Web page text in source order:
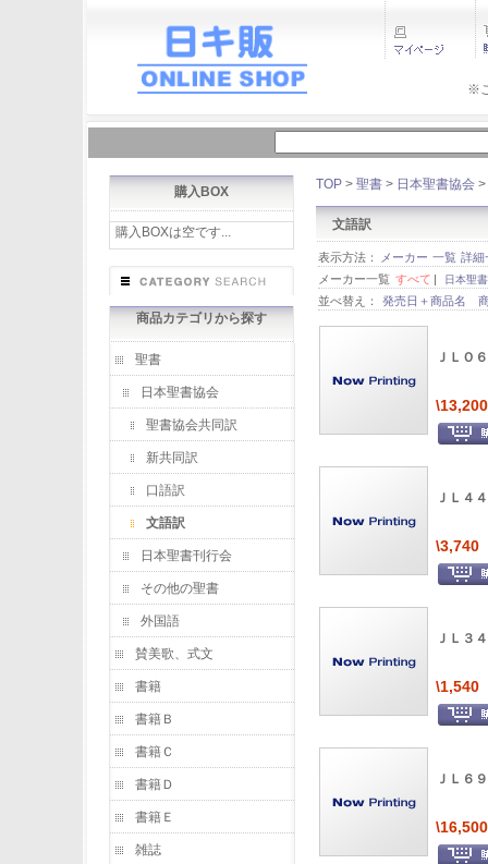
※
購入BOX
購入BOXは空です...
商品カテゴリから探す
聖書
日本聖書協会
聖書協会共同訳
新共同訳
口語訳
文語訳
日本聖書刊行会
その他の聖書
外国語
賛美歌、式文
書籍
書籍Ｂ
書籍Ｃ
書籍Ｄ
書籍Ｅ
雑誌
TOP > 聖書 > 日本聖書協会 >
文語訳
表示方法： メーカー 一覧 詳細
メーカー一覧 すべて | 日本聖
並べ替え： 発売日＋商品名
ＪＬＯ
\13,200
ＪＬ４４
\3,740
ＪＬ３
\1,540
ＪＬ６
\16,500